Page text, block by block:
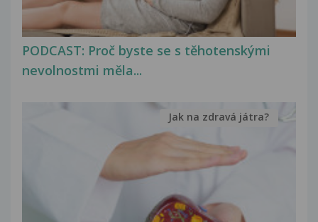
PODCAST: Proč byste se s těhotenskými
nevolnostmi měla...
Jak na zdravá játra?